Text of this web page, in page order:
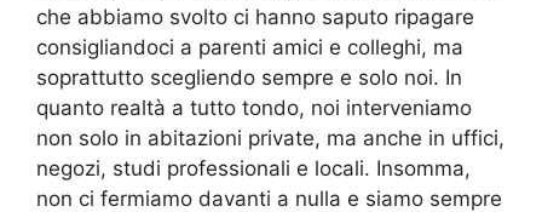
che abbiamo svolto ci hanno saputo ripagare
consigliandoci a parenti amici e colleghi, ma
soprattutto scegliendo sempre e solo noi. In
quanto realtà a tutto tondo, noi interveniamo
non solo in abitazioni private, ma anche in uffici,
negozi, studi professionali e locali. Insomma,
non ci fermiamo davanti a nulla e siamo sempre